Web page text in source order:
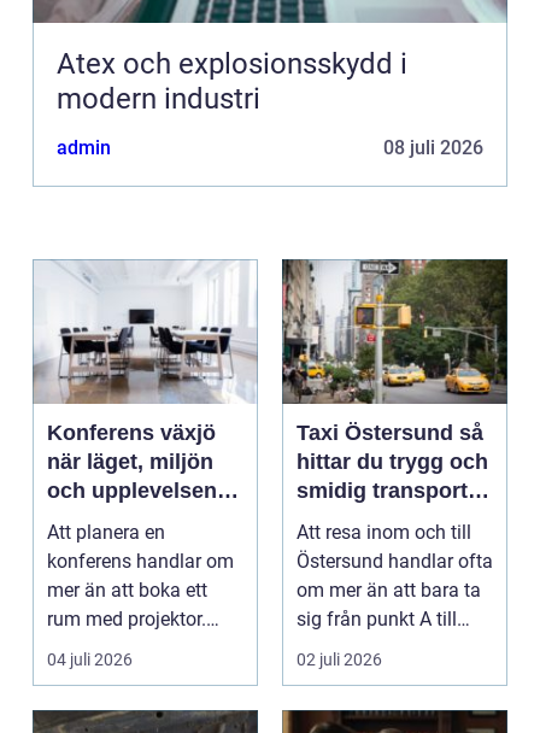
Atex och explosionsskydd i
modern industri
admin 08 juli 2026
Konferens växjö
när läget, miljön
och upplevelsen
gör skillnad
Att planera en
konferens handlar om
mer än att boka ett
rum med projektor.
Företag letar efter
plats...
04 juli 2026
Taxi Östersund så
hittar du trygg och
smidig transport
året runt
Att resa inom och till
Östersund handlar ofta
om mer än att bara ta
sig från punkt A till
punkt B. M...
02 juli 2026